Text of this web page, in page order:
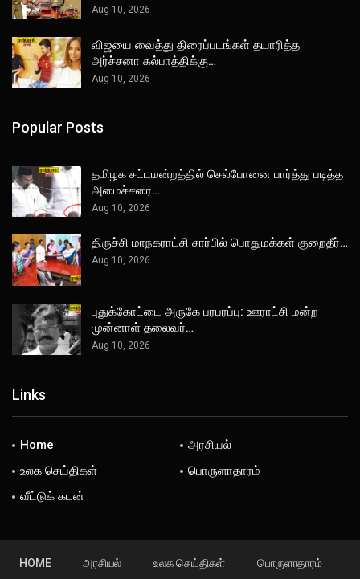
Aug 10, 2026
விஜயை வைத்து திரைப்படங்கள் தயாரித்த
அர்ச்சனா கல்பாத்திக்கு…
Aug 10, 2026
Popular Posts
தமிழக சட்டமன்றத்தில் செல்போனை பார்த்து படித்த
அமைச்சரை…
Aug 10, 2026
திருச்சி மாநகராட்சி சார்பில் பொதுமக்கள் குறைதீர்…
Aug 10, 2026
புதுக்கோட்டை அருகே பரபரப்பு: ஊராட்சி மன்ற
முன்னாள் தலைவர்…
Aug 10, 2026
Links
Home
அரசியல்
உலக செய்திகள்
பொருளாதாரம்
வீட்டுக் கடன்
HOME அரசியல் உலக செய்திகள் பொருளாதாரம்